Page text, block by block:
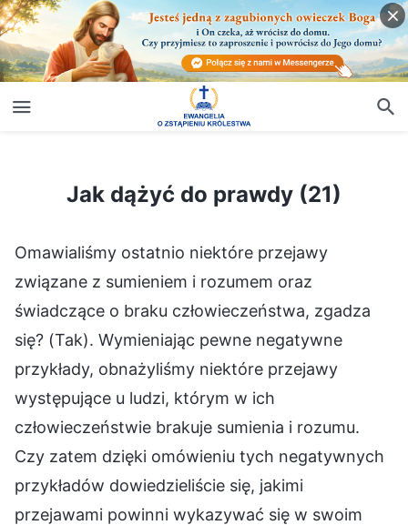
Jak dążyć do prawdy (21)
Omawialiśmy ostatnio niektóre przejawy
związane z sumieniem i rozumem oraz
świadczące o braku człowieczeństwa, zgadza
się? (Tak). Wymieniając pewne negatywne
przykłady, obnażyliśmy niektóre przejawy
występujące u ludzi, którym w ich
człowieczeństwie brakuje sumienia i rozumu.
Czy zatem dzięki omówieniu tych negatywnych
przykładów dowiedzieliście się, jakimi
przejawami powinni wykazywać się w swoim